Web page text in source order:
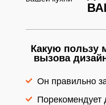
Какую пользу
вызова
Он правильно
Порекомендует